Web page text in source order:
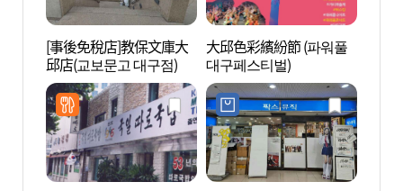
[事後免稅店]教保文庫大
邱店(교보문고 대구점)
大邱色彩繽紛節 (파워풀
대구페스티벌)